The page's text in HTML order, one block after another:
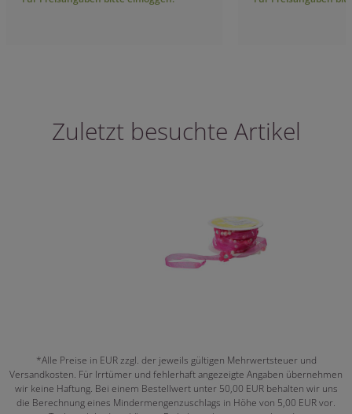
Zuletzt besuchte Artikel
*Alle Preise in EUR zzgl. der jeweils gültigen Mehrwertsteuer und
Versandkosten. Für Irrtümer und fehlerhaft angezeigte Angaben übernehmen
wir keine Haftung. Bei einem Bestellwert unter 50,00 EUR behalten wir uns
die Berechnung eines Mindermengenzuschlags in Höhe von 5,00 EUR vor.